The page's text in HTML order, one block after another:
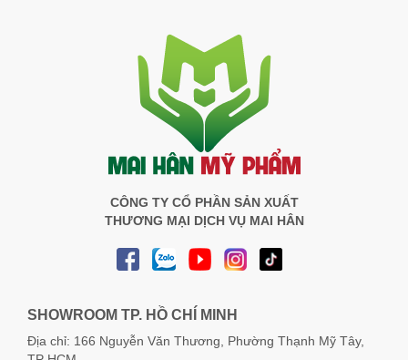
CÔNG TY CỔ PHẦN SẢN XUẤT
THƯƠNG MẠI DỊCH VỤ MAI HÂN
SHOWROOM TP. HỒ CHÍ MINH
Địa chỉ: 166 Nguyễn Văn Thương, Phường Thạnh Mỹ Tây,